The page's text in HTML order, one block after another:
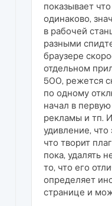
показывает
одинаково,
в рабочей
разными
браузере
отдельном
500, режется
по одному
начал в
рекламы и тп.
удивление,
что творит
пока, удалять
то, что его
определяет
странице и